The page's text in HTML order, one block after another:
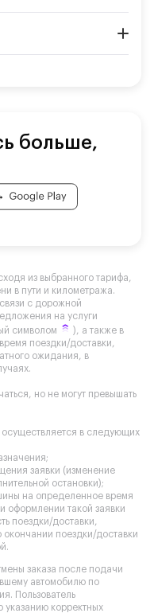
больше,
из выбранного тарифа,
в пути и километража.
с дорожной
на услуги
символом
), а также в
поездки/доставки,
ожидания, в
но не могут превышать
осуществляется в следующих
заявки (изменение
остановки);
на определенное время
оформлении такой заявки
поездки/доставки,
окончании поездки/доставки
заказа после подачи
автомобилю по
Пользователь
указанию корректных